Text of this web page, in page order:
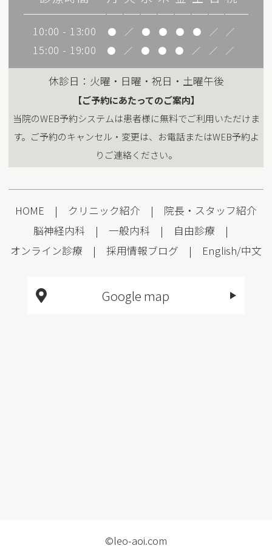
10:00 - 13:00 ● ／ ● ● ● ● ／ ／
15:00 - 19:00 ● ／ ● ● ● ／ ／ ／
休診日：火曜・日曜・祝日・土曜午後
【ご予約にあたってのご案内】
当院のWEB予約システムは患者様に無料でご利用いただけま
す。ご予約のキャンセル・変更は、お電話またはWEB予約よ
りご連絡ください。
HOME | クリニック紹介 | 院長・スタッフ紹介
脳神経内科 | 一般内科 | 自由診療 |
オンライン診療 | 採用情報ブログ | English/中文
Google map
©leo-aoi.com